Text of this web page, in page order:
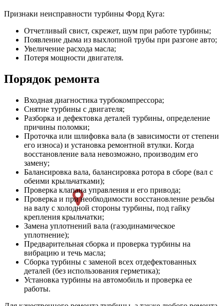
Признаки неисправности турбины Форд Куга:
Отчетливый свист, скрежет, шум при работе турбины;
Появление дыма из выхлопной трубы при разгоне авто;
Увеличение расхода масла;
Потеря мощности двигателя.
Порядок ремонта
Входная диагностика турбокомпрессора;
Снятие турбины с двигателя;
Разборка и дефектовка деталей турбины, определение
причины поломки;
Проточка или шлифовка вала (в зависимости от степени
его износа) и установка ремонтной втулки. Когда
восстановление вала невозможно, производим его
замену;
Балансировка вала, балансировка ротора в сборе (вал с
обеими крыльчатками);
Проверка клапана управления и его привода;
Проверка и при необходимости восстановление резьбы
на валу с холодной стороны турбины, под гайку
крепления крыльчатки;
Замена уплотнений вала (газодинамическое
уплотнение);
Предварительная сборка и проверка турбины на
вибрацию и течь масла;
Сборка турбины с заменой всех отдефектованных
деталей (без использования герметика);
Установка турбины на автомобиль и проверка ее
работы.